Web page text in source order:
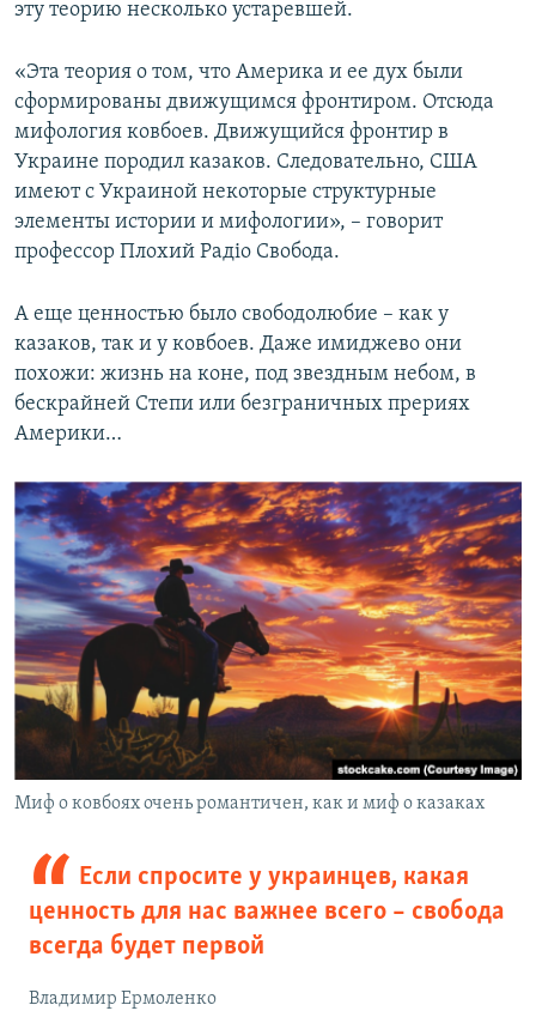
эту теорию несколько устаревшей.
«Эта теория о том, что Америка и ее дух были
сформированы движущимся фронтиром. Отсюда
мифология ковбоев. Движущийся фронтир в
Украине породил казаков. Следовательно, США
имеют с Украиной некоторые структурные
элементы истории и мифологии», – говорит
профессор Плохий Радіо Свобода.
А еще ценностью было свободолюбие – как у
казаков, так и у ковбоев. Даже имиджево они
похожи: жизнь на коне, под звездным небом, в
бескрайней Степи или безграничных прериях
Америки…
Миф о ковбоях очень романтичен, как и миф о казаках
Если спросите у украинцев, какая
ценность для нас важнее всего – свобода
всегда будет первой
Владимир Ермоленко